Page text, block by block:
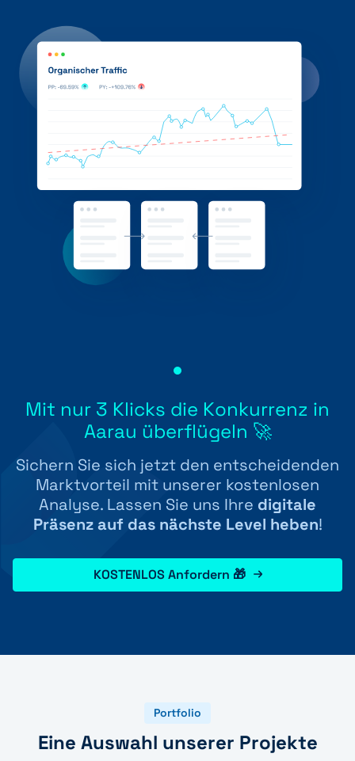
Mit nur 3 Klicks die Konkurrenz in
Aarau überflügeln 🚀
Sichern Sie sich jetzt den entscheidenden
Marktvorteil mit unserer kostenlosen
Analyse. Lassen Sie uns Ihre digitale
Präsenz auf das nächste Level heben!
KOSTENLOS Anfordern 🎁
Portfolio
Eine Auswahl unserer Projekte